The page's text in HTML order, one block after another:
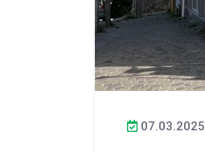
07.03.2025